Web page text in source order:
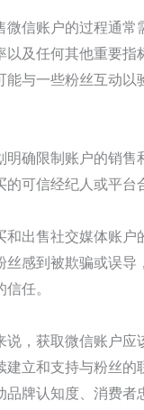
微信账户的过程通
以及任何其他重要指
能与一些粉丝互动
明确限制账户的销
的可信经纪人或平台
和出售社交媒体账
丝感到被欺骗或误
任。
说，获取微信账户
建立和支持与粉丝
品牌认知度、消费者